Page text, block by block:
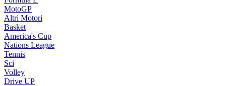
MotoGP
Altri Motori
Basket
America's Cup
Nations League
Tennis
Sci
Volley
Drive UP